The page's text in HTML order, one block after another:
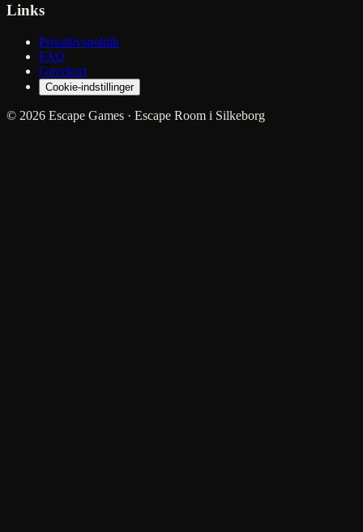
Links
Privatlivspolitik
FAQ
Gavekort
Cookie-indstillinger
© 2026 Escape Games · Escape Room i Silkeborg